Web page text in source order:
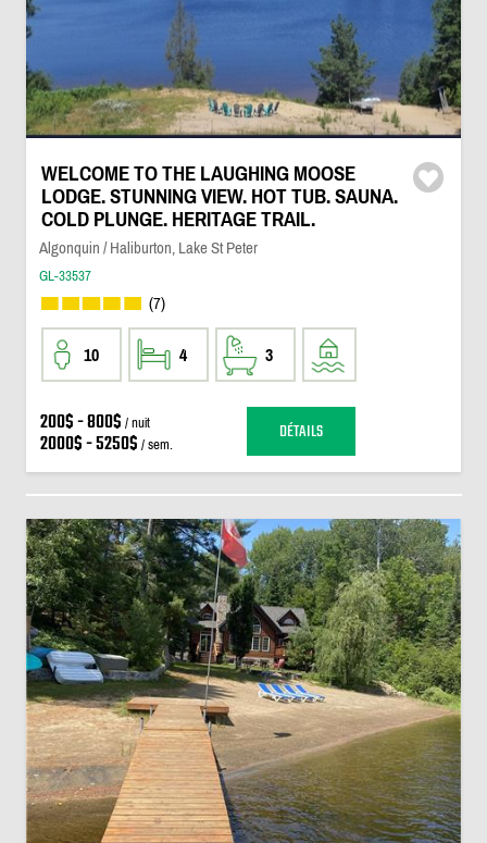
WELCOME TO THE LAUGHING MOOSE
LODGE. STUNNING VIEW. HOT TUB. SAUNA.
COLD PLUNGE. HERITAGE TRAIL.
Algonquin / Haliburton, Lake St Peter
GL-33537
(7)
10 4 3
200$ - 800$ / nuit
2000$ - 5250$ / sem. DÉTAILS